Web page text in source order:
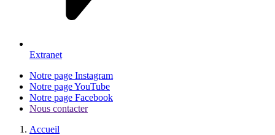
Extranet
Notre page Instagram
Notre page YouTube
Notre page Facebook
Nous contacter
Accueil